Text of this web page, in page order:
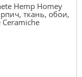
Hemp Homey
ткань, обои,